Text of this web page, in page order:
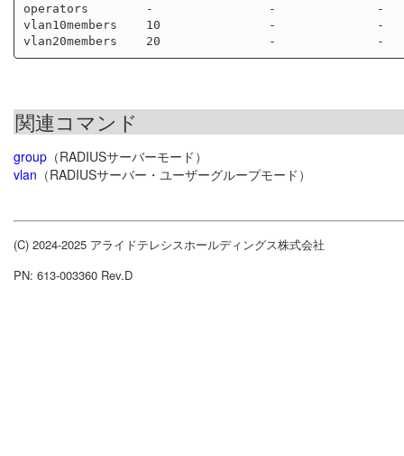
operators        -                -              -
vlan10members    10               -              -
関連コマンド
group （RADIUSサーバーモード）
vlan （RADIUSサーバー・ユーザーグループモード）
(C) 2024-2025 アライドテレシスホールディングス株式会社
PN: 613-003360 Rev.D